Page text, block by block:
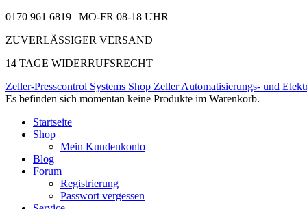
0170 961 6819 | MO-FR 08-18 UHR
ZUVERLÄSSIGER VERSAND
14 TAGE WIDERRUFSRECHT
Zeller-Presscontrol Systems Shop Zeller Automatisierungs- und
Es befinden sich momentan keine Produkte im Warenkorb.
Startseite
Shop
Mein Kundenkonto
Blog
Forum
Registrierung
Passwort vergessen